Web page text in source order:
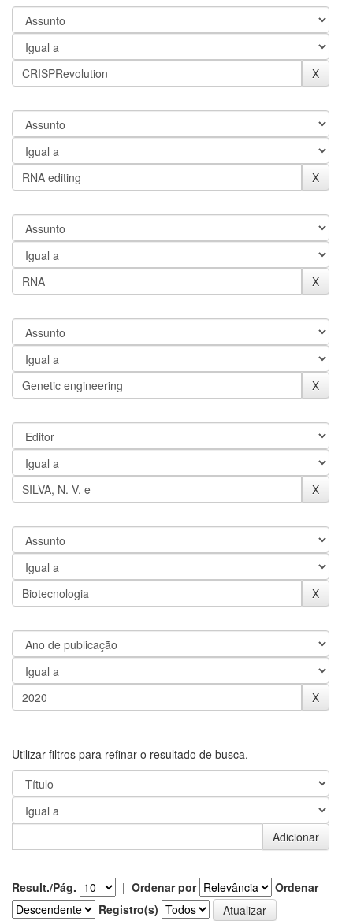
Utilizar filtros para refinar o resultado de busca.
Result./Pág. | Ordenar por
Ordenar
Registro(s)